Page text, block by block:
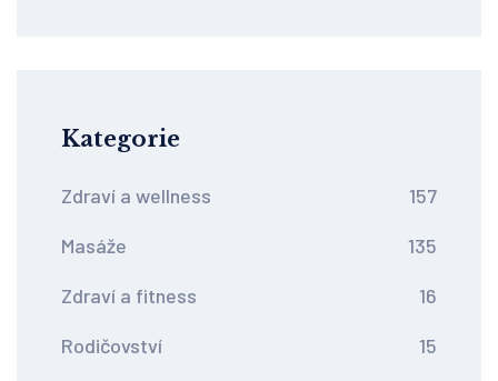
Kategorie
Zdraví a wellness 157
Masáže 135
Zdraví a fitness 16
Rodičovství 15